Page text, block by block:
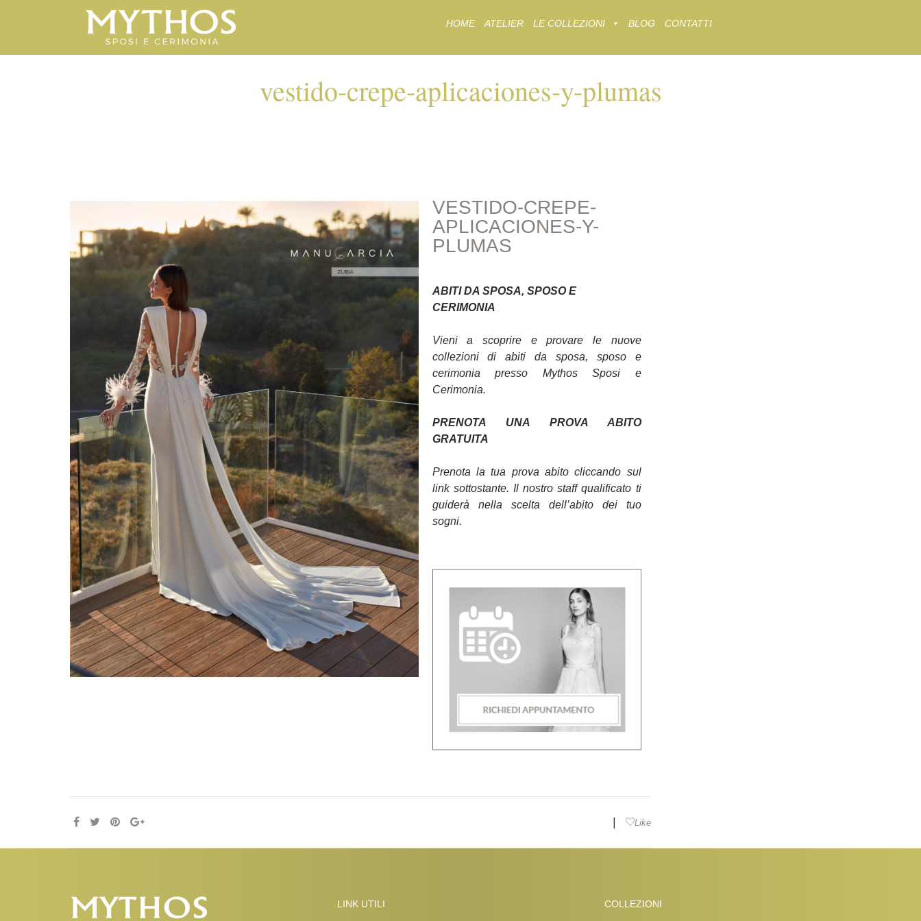
to
HOME ATELIER LE COLLEZIONI BLOG CONTATTI
vestido-crepe-aplicaciones-y-plumas
VESTIDO-CREPE-
APLICACIONES-Y-
PLUMAS
ABITI DA SPOSA, SPOSO E
CERIMONIA
Vieni a scoprire e provare le nuove
collezioni di abiti da sposa, sposo e
cerimonia presso Mythos Sposi e
Cerimonia.
PRENOTA UNA PROVA ABITO
GRATUITA
Prenota la tua prova abito cliccando sul
link sottostante. Il nostro staff qualificato ti
guiderà nella scelta dell’abito dei tuo
sogni.
Like
LINK UTILI COLLEZIONI